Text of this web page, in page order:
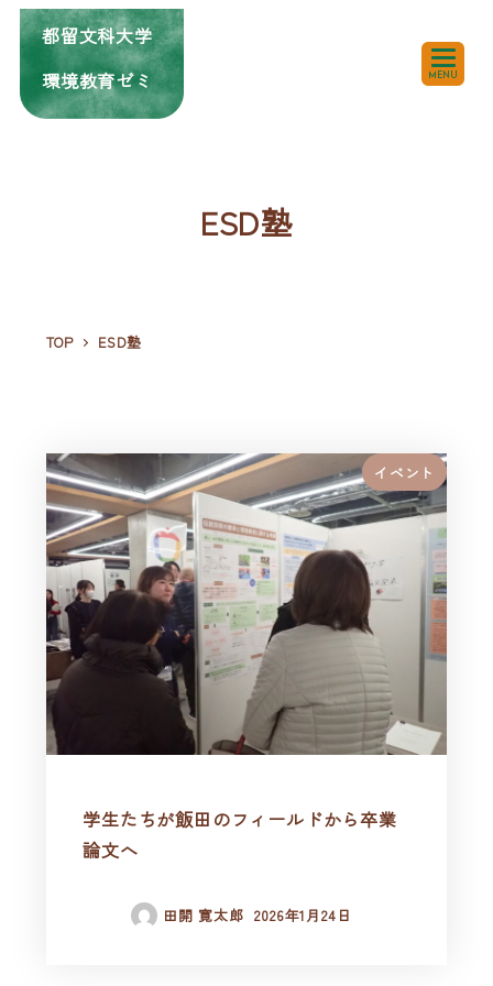
都留文科大学
環境教育ゼミ
MENU
ESD塾
TOP ESD塾
イベント
学生たちが飯田のフィールドから卒業
論文へ
田開 寛太郎 2026年1月24日